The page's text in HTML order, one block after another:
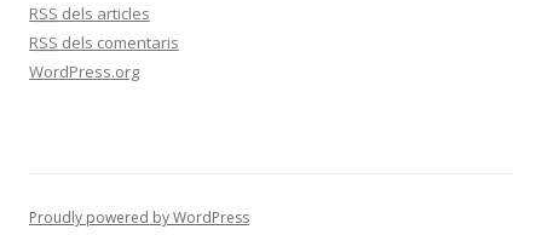
RSS dels articles
RSS dels comentaris
WordPress.org
Proudly powered by WordPress